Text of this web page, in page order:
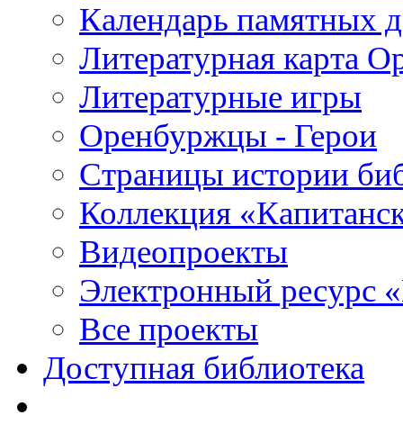
Календарь памятных
Литературная карта
Литературные игры
Оренбуржцы - Герои
Страницы истории
Коллекция
Видеопроекты
Электронный ресурс
Все проекты
Доступная библиотека